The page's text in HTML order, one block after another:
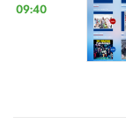
09:40